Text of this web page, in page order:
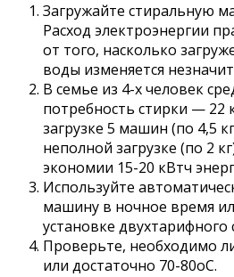
Загружайте стиральную
Расход электроэнергии
от того, насколько
воды изменяется
В семье из 4-х человек
потребность стирки — 22
загрузке 5 машин (по 4,5
неполной загрузке (по 2
экономии 15-20 кВтч
Используйте
машину в ночное время
установке двухтарифного
Проверьте, необходимо
или достаточно 70-80оС.